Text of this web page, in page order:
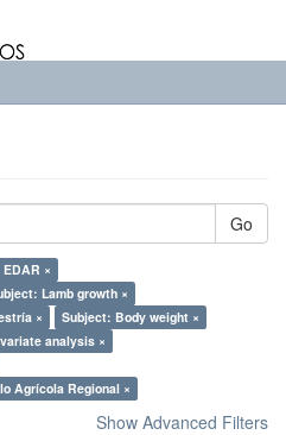
Go
×
Lamb growth ×
×
Subject: Body weight ×
analysis ×
Agrícola Regional ×
Show Advanced Filters